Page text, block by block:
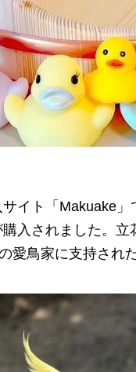
イト「Makuake
入されました。 立
愛鳥家に支持され